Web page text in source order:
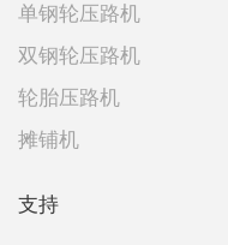
单钢轮压路机
双钢轮压路机
轮胎压路机
摊铺机
支持